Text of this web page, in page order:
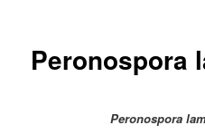
Peronospora
Peronospora